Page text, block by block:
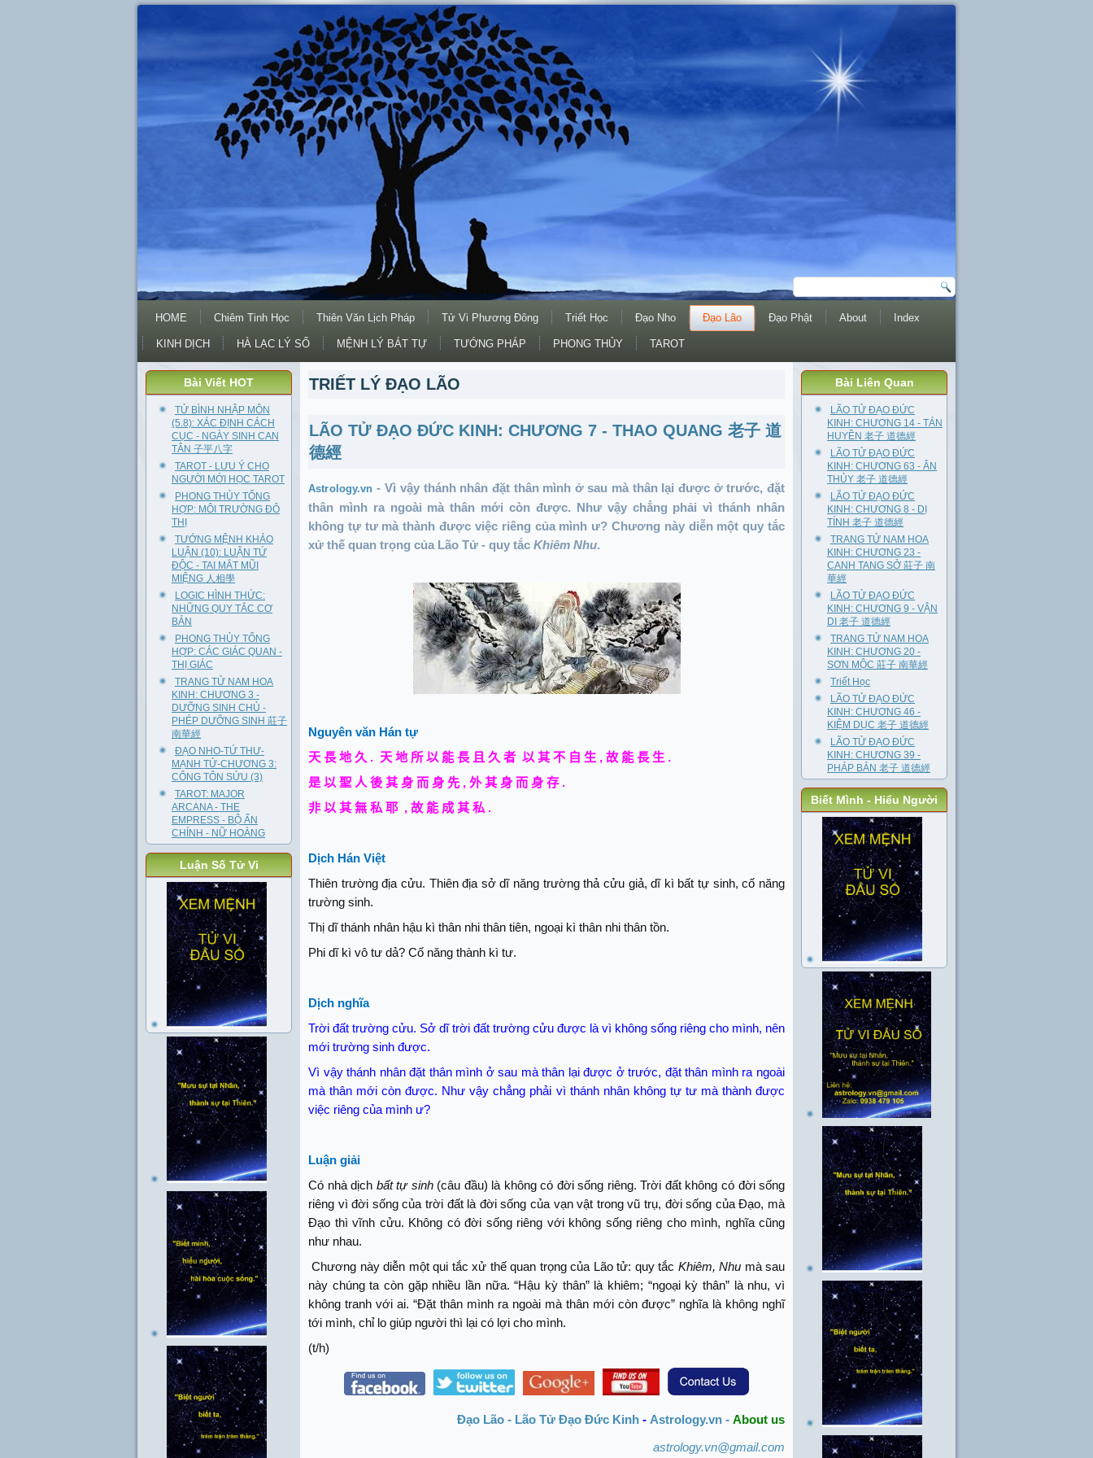
HOME Chiêm Tinh Học Thiên Văn Lịch Pháp Tử Vi Phương Đông Triết Học Đạo Nho Đạo Lão Đạo Phật About Index
KINH DỊCH HÀ LẠC LÝ SỐ MỆNH LÝ BÁT TỰ TƯỚNG PHÁP PHONG THỦY TAROT
Bài Viết HOT
TỬ BÌNH NHẬP MÔN
(5.8): XÁC ĐỊNH CÁCH
CỤC - NGÀY SINH CAN
TÂN 子平八字
TAROT - LƯU Ý CHO
NGƯỜI MỚI HỌC TAROT
PHONG THỦY TỔNG
HỢP: MÔI TRƯỜNG ĐÔ
THỊ
TƯỚNG MỆNH KHẢO
LUẬN (10): LUẬN TỨ
ĐỘC - TAI MẮT MŨI
MIỆNG 人相學
LOGIC HÌNH THỨC:
NHỮNG QUY TẮC CƠ
BẢN
PHONG THỦY TỔNG
HỢP: CÁC GIÁC QUAN -
THỊ GIÁC
TRANG TỬ NAM HOA
KINH: CHƯƠNG 3 -
DƯỠNG SINH CHỦ -
PHÉP DƯỠNG SINH 莊子
南華經
ĐẠO NHO-TỨ THƯ-
MẠNH TỬ-CHƯƠNG 3:
CÔNG TÔN SỬU (3)
TAROT: MAJOR
ARCANA - THE
EMPRESS - BỘ ẨN
CHÍNH - NỮ HOÀNG
Luận Số Tử Vi
TRIẾT LÝ ĐẠO LÃO
LÃO TỬ ĐẠO ĐỨC KINH: CHƯƠNG 7 - THAO QUANG 老子 道
德經
Astrology.vn-Vì vậy thánh nhân đặt thân mình ở sau mà thân lại được ở trước, đặt
thân mình ra ngoài mà thân mới còn được. Như vậy chẳng phải vì thánh nhân
không tự tư mà thành được việc riêng của mình ư? Chương này diễn một quy tắc
xử thế quan trọng của Lão Tử - quy tắc Khiêm Nhu.
Nguyên văn Hán tự
天 長 地 久 . 天 地 所 以 能 長 且 久 者 以 其 不 自 生 , 故 能 長 生 .
是 以 聖 人 後 其 身 而 身 先 , 外 其 身 而 身 存 .
非 以 其 無 私 耶 , 故 能 成 其 私 .
Dịch Hán Việt
Thiên trường địa cửu. Thiên địa sở dĩ năng trường thả cửu giả, dĩ kì bất tự sinh, cố năng
trường sinh.
Thị dĩ thánh nhân hậu kì thân nhi thân tiên, ngoại kì thân nhi thân tồn.
Phi dĩ kì vô tư dả? Cố năng thành kì tư.
Dịch nghĩa
Trời đất trường cửu. Sở dĩ trời đất trường cửu được là vì không sống riêng cho mình, nên
mới trường sinh được.
Vì vậy thánh nhân đặt thân mình ở sau mà thân lại được ở trước, đặt thân mình ra ngoài
mà thân mới còn được. Như vậy chẳng phải vì thánh nhân không tự tư mà thành được
việc riêng của mình ư?
Luận giải
Có nhà dịch bất tự sinh (câu đầu) là không có đời sống riêng. Trời đất không có đời sống
riêng vì đời sống của trời đất là đời sống của vạn vật trong vũ trụ, đời sống của Đạo, mà
Đạo thì vĩnh cửu. Không có đời sống riêng với không sống riêng cho mình, nghĩa cũng
như nhau.
Chương này diễn một qui tắc xử thế quan trọng của Lão tử: quy tắc Khiêm, Nhu mà sau
này chúng ta còn gặp nhiều lần nữa. “Hậu kỳ thân” là khiêm; “ngoại kỳ thân” là nhu, vì
không tranh với ai. “Đặt thân mình ra ngoài mà thân mới còn được” nghĩa là không nghĩ
tới mình, chỉ lo giúp người thì lại có lợi cho mình.
(t/h)
Đạo Lão - Lão Tử Đạo Đức Kinh - Astrology.vn - About us
astrology.vn@gmail.com
Bài Liên Quan
LÃO TỬ ĐẠO ĐỨC
KINH: CHƯƠNG 14 - TÁN
HUYỀN 老子 道德經
LÃO TỬ ĐẠO ĐỨC
KINH: CHƯƠNG 63 - ÂN
THỦY 老子 道德經
LÃO TỬ ĐẠO ĐỨC
KINH: CHƯƠNG 8 - DỊ
TÍNH 老子 道德經
TRANG TỬ NAM HOA
KINH: CHƯƠNG 23 -
CANH TANG SỞ 莊子 南
華經
LÃO TỬ ĐẠO ĐỨC
KINH: CHƯƠNG 9 - VẬN
DI 老子 道德經
TRANG TỬ NAM HOA
KINH: CHƯƠNG 20 -
SƠN MỘC 莊子 南華經
Triết Học
LÃO TỬ ĐẠO ĐỨC
KINH: CHƯƠNG 46 -
KIỆM DỤC 老子 道德經
LÃO TỬ ĐẠO ĐỨC
KINH: CHƯƠNG 39 -
PHÁP BẢN 老子 道德經
Biết Mình - Hiểu Người